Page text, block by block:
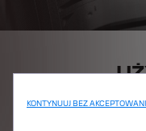
KONTYNUUJ BEZ